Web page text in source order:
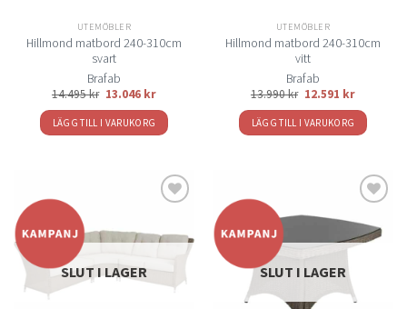
UTEMÖBLER
Hillmond matbord 240-310cm
svart
Brafab
14.495kr 13.046 kr
LÄGG TILL I VARUKORG
UTEMÖBLER
Hillmond matbord 240-310cm
vitt
Brafab
13.990kr 12.591 kr
LÄGG TILL I VARUKORG
Lägg
SLUT I LAGER
Lägg
till i
SLUT I LAGER